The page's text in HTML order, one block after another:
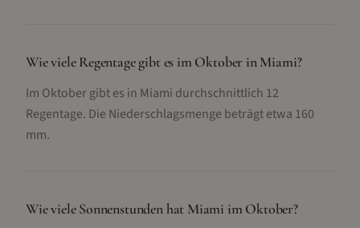
Wie viele Regentage gibt es im Oktober in Miami?
Im Oktober gibt es in Miami durchschnittlich 12
Regentage. Die Niederschlagsmenge beträgt etwa 160
mm.
Wie viele Sonnenstunden hat Miami im Oktober?